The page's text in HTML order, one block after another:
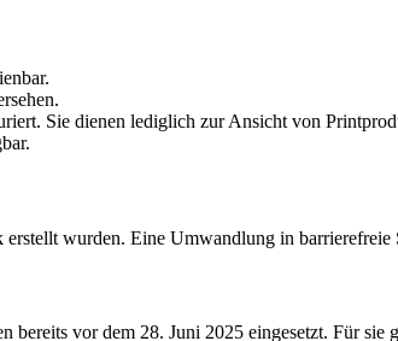
Sie dienen lediglich zur Ansicht von
wurden. Eine Umwandlung in
vor dem 28. Juni 2025 eingesetzt. Für